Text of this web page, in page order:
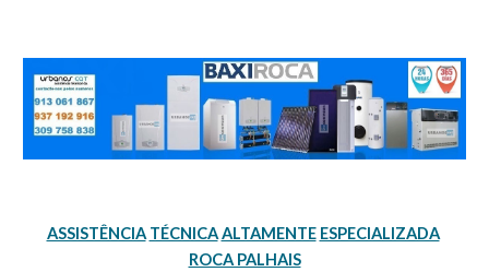
ASSISTÊNCIA TÉCNICA ALTAMENTE ESPECIALIZADA
ROCA PALHAIS